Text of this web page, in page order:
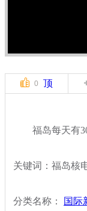
0 顶
福岛每天有
关键词：福岛核
分类名称： 国际